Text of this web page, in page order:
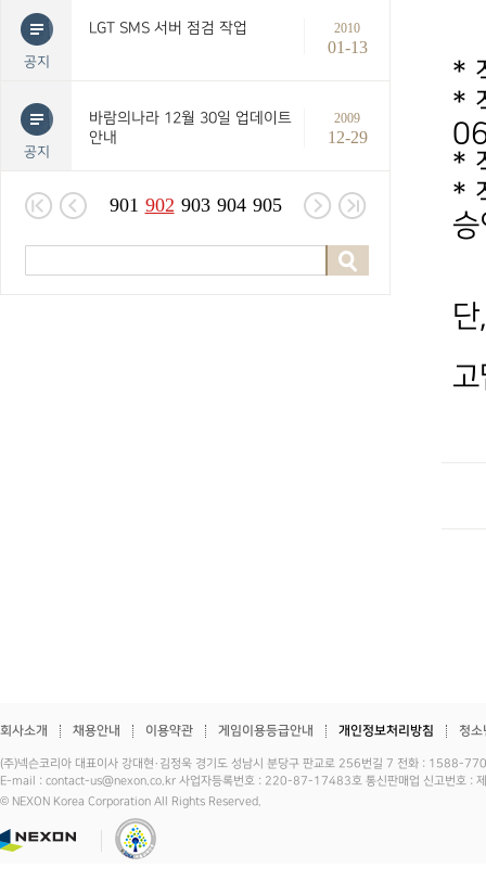
공지
LGT SMS 서버 점검 작업 2010
01-13
공지
바람의나라 12월 30일 업데이트
안내
2009
12-29
901 902 903 904 905
*
*
*
*
회사소개 채용안내 이용약관 게임이용등급안내 개인정보처리방침 청소
(주)넥슨코리아 대표이사 강대현·김정욱 경기도 성남시 분당구 판교로 256번길 7 전화 :
E-mail : contact-us@nexon.co.kr 사업자등록번호 : 220-87-17483호 통신판매업 신고번호 :
© NEXON Korea Corporation All Rights Reserved.